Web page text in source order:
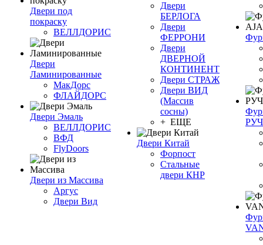
Двери под
покраску
ВЕЛЛДОРИС
Двери
Ламинированные
МакДорс
ФЛАЙДОРС
Двери Эмаль
ВЕЛЛДОРИС
ВФД
FlyDoors
Двери из Массива
Аргус
Двери Вид
Двери
БЕРЛОГА
Двери
ФЕРРОНИ
Двери
ДВЕРНОЙ
КОНТИНЕНТ
Двери СТРАЖ
Двери ВИД
(Массив
сосны)
+ ЕЩЕ
Двери Китай
Форпост
Стальные
двери КНР